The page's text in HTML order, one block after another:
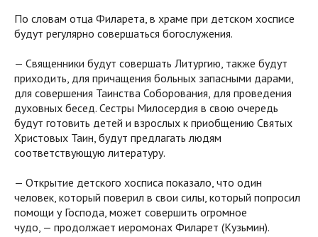
По словам отца Филарета, в храме при детском хосписе
будут регулярно совершаться богослужения.
— Священники будут совершать Литургию, также будут
приходить, для причащения больных запасными дарами,
для совершения Таинства Соборования, для проведения
духовных бесед. Сестры Милосердия в свою очередь
будут готовить детей и взрослых к приобщению Святых
Христовых Таин, будут предлагать людям
соответствующую литературу.
— Открытие детского хосписа показало, что один
человек, который поверил в свои силы, который попросил
помощи у Господа, может совершить огромное
чудо, — продолжает иеромонах Филарет (Кузьмин).